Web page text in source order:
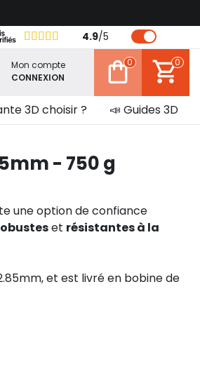
4.9/5
Mon compte
CONNEXION
0 0
3D choisir ? 📣 Guides 3D
- 750 g
une option de confiance
et résistantes à la
et est livré en bobine de